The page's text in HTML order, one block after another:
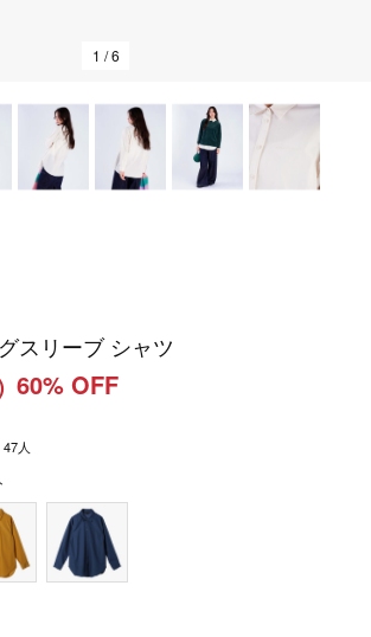
1 / 6
スリーブ シャツ
60% OFF
47人